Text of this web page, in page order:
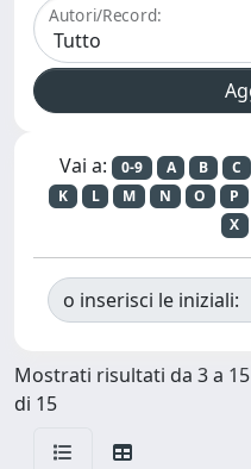
Autori/Record:
Vai a: 0-9 A B C
K
L M N O P
X
o inserisci le iniziali:
Mostrati risultati da 3 a 15
di 15